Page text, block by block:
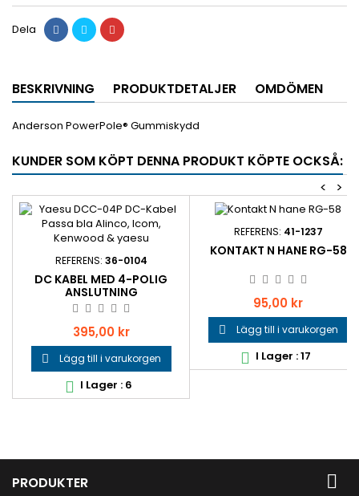
Dela
BESKRIVNING PRODUKTDETALJER OMDÖMEN
Anderson PowerPole® Gummiskydd
KUNDER SOM KÖPT DENNA PRODUKT KÖPTE OCKSÅ:
>
<
REFERENS: 36-0104
DC KABEL MED 4-POLIG
ANSLUTNING
Pris
395,00 kr
 Lägg till i varukorgen
 I Lager : 6
REFERENS: 41-1237
KONTAKT N HANE RG-58
Pris
95,00 kr
 Lägg till i varukorgen
 I Lager : 17
PRODUKTER 